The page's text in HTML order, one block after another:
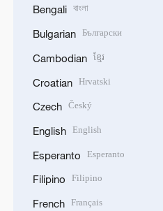
Bengali বাংলা
Bulgarian Български
Cambodian ខ្មែរ
Croatian Hrvatski
Czech Český
English English
Esperanto Esperanto
Filipino Filipino
French Français